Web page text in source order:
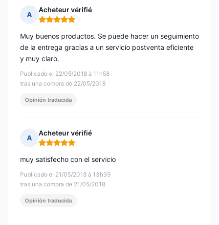
A
Acheteur vérifié
Nota: 5 de 5
Publicado el 22/05/2018 à 11h58
tras una compra de 22/05/2018
Muy buenos productos. Se puede hacer un seguimiento
de la entrega gracias a un servicio postventa eficiente
y muy claro.
Opinión traducida
A
Acheteur vérifié
Nota: 5 de 5
Publicado el 21/05/2018 à 13h39
tras una compra de 21/05/2018
muy satisfecho con el servicio
Opinión traducida